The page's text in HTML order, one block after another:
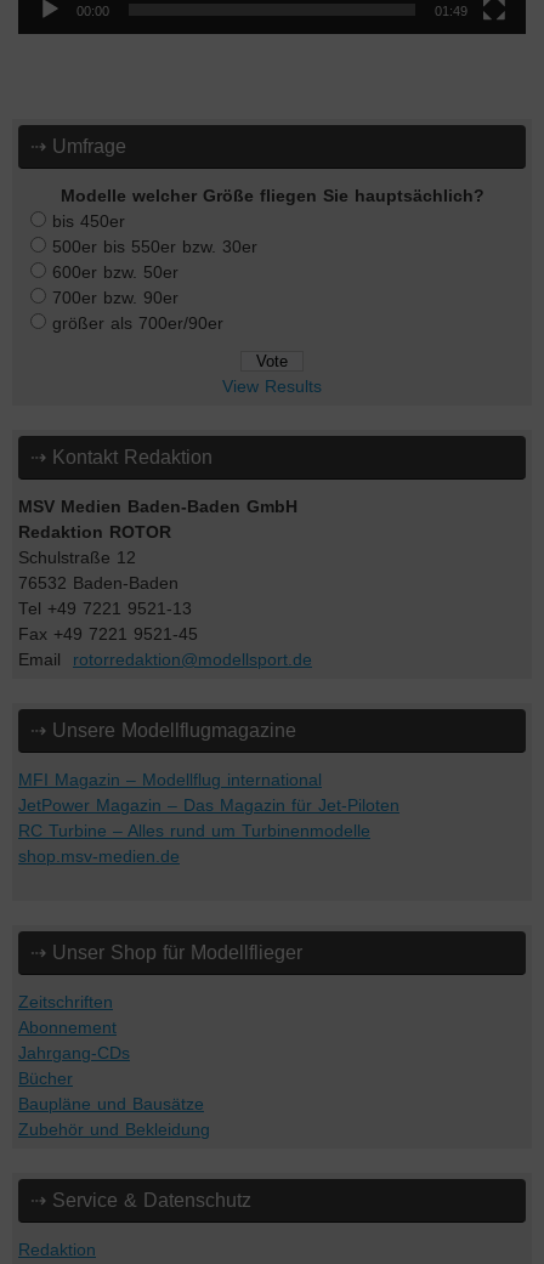
00:00 01:49
⇢ Umfrage
Modelle welcher Größe fliegen Sie hauptsächlich?
bis 450er
500er bis 550er bzw. 30er
600er bzw. 50er
700er bzw. 90er
größer als 700er/90er
View Results
⇢ Kontakt Redaktion
MSV Medien Baden-Baden GmbH
Redaktion ROTOR
Schulstraße 12
76532 Baden-Baden
Tel +49 7221 9521-13
Fax +49 7221 9521-45
Email rotorredaktion@modellsport.de
⇢ Unsere Modellflugmagazine
MFI Magazin – Modellflug international
JetPower Magazin – Das Magazin für Jet-Piloten
RC Turbine – Alles rund um Turbinenmodelle
shop.msv-medien.de
⇢ Unser Shop für Modellflieger
Zeitschriften
Abonnement
Jahrgang-CDs
Bücher
Baupläne und Bausätze
Zubehör und Bekleidung
⇢ Service & Datenschutz
Redaktion